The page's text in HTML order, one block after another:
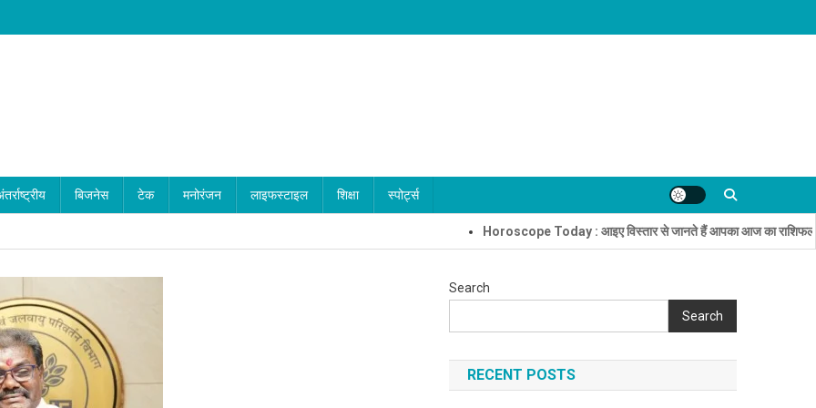
बिजनेस टेक मनोरंजन लाइफस्टाइल शिक्षा स्पोर्ट्स
Horoscope Today : आइए विस्तार से जानते हैं आपका आज का राशिफल नालंदा
Search
Search
RECENT POSTS